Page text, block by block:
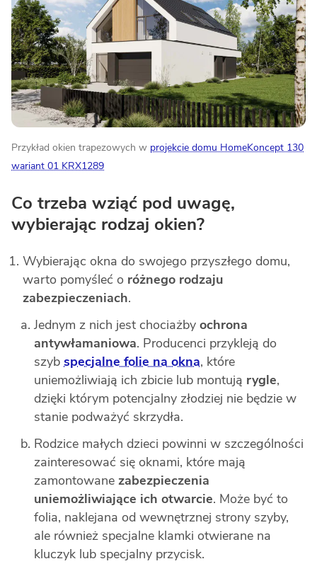
Przykład okien trapezowych w projekcie domu HomeKoncept 130
wariant 01 KRX1289
Co trzeba wziąć pod uwagę,
wybierając rodzaj okien?
Wybierając okna do swojego przyszłego domu,
warto pomyśleć o różnego rodzaju
zabezpieczeniach.
Jednym z nich jest chociażby ochrona
antywłamaniowa. Producenci przykleją do
szyb specjalne folie na okna, które
uniemożliwiają ich zbicie lub montują rygle,
dzięki którym potencjalny złodziej nie będzie w
stanie podważyć skrzydła.
Rodzice małych dzieci powinni w szczególności
zainteresować się oknami, które mają
zamontowane zabezpieczenia
uniemożliwiające ich otwarcie. Może być to
folia, naklejana od wewnętrznej strony szyby,
ale również specjalne klamki otwierane na
kluczyk lub specjalny przycisk.